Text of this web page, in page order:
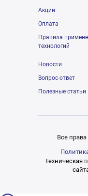
Акции
Оплата
Правила
технологий
Новости
Вопрос-ответ
Полезные статьи
Все
Техническая